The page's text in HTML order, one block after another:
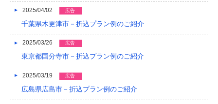
2013/10
2013/09
2013/08
2013/07
2013/06
2025/04/02 広告
千葉県木更津市－折込プラン例のご紹介
2025/03/26 広告
東京都国分寺市－折込プラン例のご紹介
2025/03/19 広告
広島県広島市－折込プラン例のご紹介